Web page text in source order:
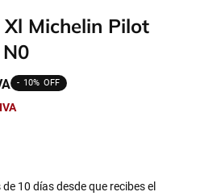
Michelin Pilot
10%
10 días desde que recibes el